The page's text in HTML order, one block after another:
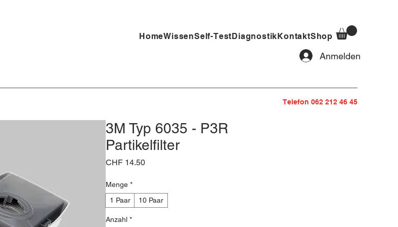
HomeWissenSelf-TestDiagnostikKontaktShop
Anmelden
Telefon 062 212 46 45
3M Typ 6035 - P3R
Partikelfilter
CHF 14.50Preis
Menge *
1 Paar
10 Paar
Anzahl *